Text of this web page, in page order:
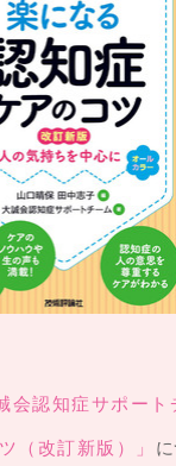
会認知症サポー
（改訂新版）」